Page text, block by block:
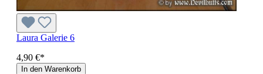
Laura Galerie 6
4,90 €*
In den Warenkorb